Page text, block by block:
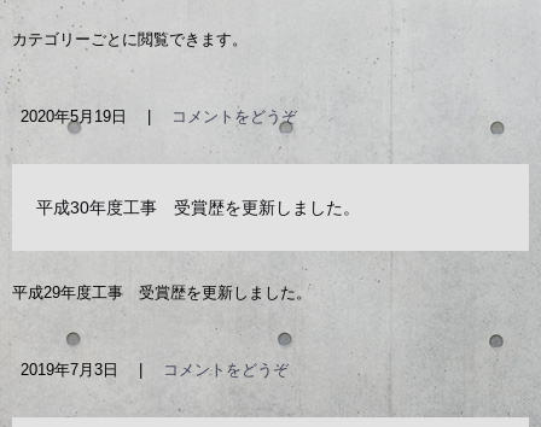
カテゴリーごとに閲覧できます。
2020年5月19日 コメントをどうぞ
平成30年度工事 受賞歴を更新しました。
平成29年度工事 受賞歴を更新しました。
2019年7月3日 コメントをどうぞ